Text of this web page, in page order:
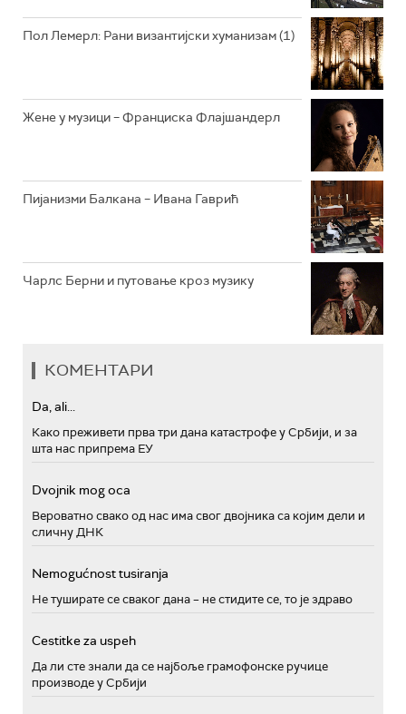
РАДИО ЏЕЗЕР
Пол Лемерл: Рани византијски хуманизам (1)
Жене у музици – Франциска Флајшандерл
Пијанизми Балкана – Ивана Гаврић
Чарлс Берни и путовање кроз музику
КОМЕНТАРИ
Da, ali...
Како преживети прва три дана катастрофе у Србији, и за
шта нас припрема ЕУ
Dvojnik mog oca
Вероватно свако од нас има свог двојника са којим дели и
сличну ДНК
Nemogućnost tusiranja
Не туширате се сваког дана – не стидите се, то је здраво
Cestitke za uspeh
Да ли сте знали да се најбоље грамофонске ручице
производе у Србији